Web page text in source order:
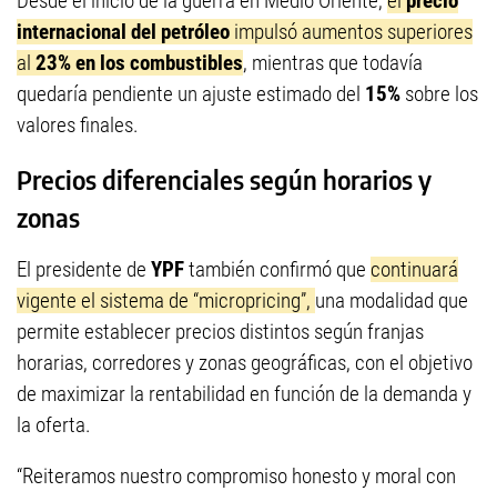
internacional del petróleo impulsó aumentos superiores
al 23% en los combustibles, mientras que todavía
quedaría pendiente un ajuste estimado del 15% sobre los
valores finales.
Precios diferenciales según horarios y
zonas
El presidente de YPFtambién confirmó que continuará
vigente el sistema de “micropricing”, una modalidad que
permite establecer precios distintos según franjas
horarias, corredores y zonas geográficas, con el objetivo
de maximizar la rentabilidad en función de la demanda y
la oferta.
“Reiteramos nuestro compromiso honesto y moral con